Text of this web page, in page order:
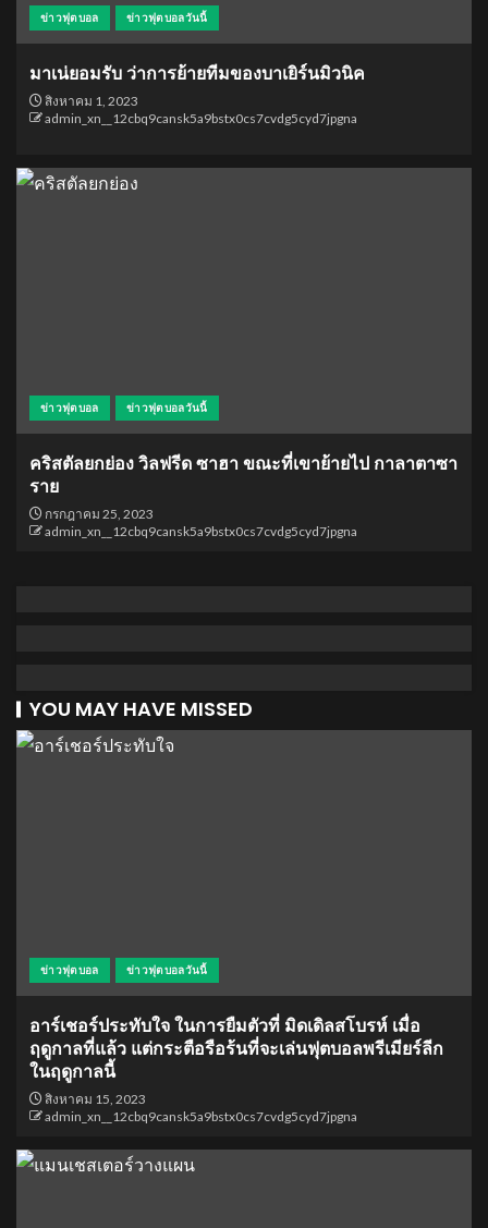
ข่าวฟุตบอล ข่าวฟุตบอลวันนี้
มาเน่ยอมรับ ว่าการย้ายทีมของบาเยิร์นมิวนิค
สิงหาคม 1, 2023
admin_xn__12cbq9cansk5a9bstx0cs7cvdg5cyd7jpgna
ข่าวฟุตบอล ข่าวฟุตบอลวันนี้
คริสตัลยกย่อง วิลฟรีด ซาฮา ขณะที่เขาย้ายไป กาลาตาซา
ราย
กรกฎาคม 25, 2023
admin_xn__12cbq9cansk5a9bstx0cs7cvdg5cyd7jpgna
YOU MAY HAVE MISSED
ข่าวฟุตบอล ข่าวฟุตบอลวันนี้
อาร์เชอร์ประทับใจ ในการยืมตัวที่ มิดเดิลสโบรห์ เมื่อ
ฤดูกาลที่แล้ว แต่กระตือรือร้นที่จะเล่นฟุตบอลพรีเมียร์ลีก
ในฤดูกาลนี้
สิงหาคม 15, 2023
admin_xn__12cbq9cansk5a9bstx0cs7cvdg5cyd7jpgna